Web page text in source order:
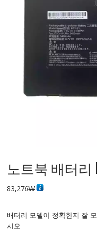
노트북 배터리
83,276₩
배터리 모델이 정확한지 잘
시오